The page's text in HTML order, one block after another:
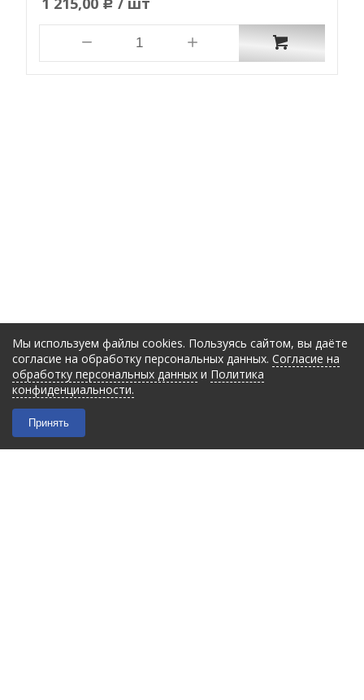
Р
Мы используем файлы cookies. Пользуясь сайтом, вы даёте
согласие на обработку персональных данных. Согласие на
обработку персональных данных и Политика
конфиденциальности.
Принять